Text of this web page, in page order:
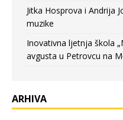
Jitka Hosprova i Andrija
muzike
Inovativna ljetnja škola
avgusta u Petrovcu na
ARHIVA